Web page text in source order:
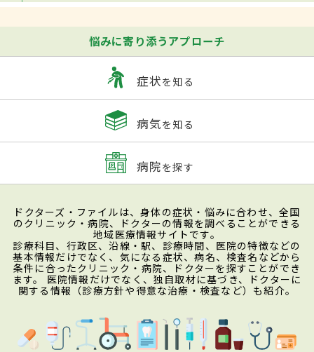
悩みに寄り添うアプローチ
症状を知る
病気を知る
病院を探す
ドクターズ・ファイルは、身体の症状・悩みに合わせ、全国
のクリニック・病院、ドクターの情報を調べることができる
地域医療情報サイトです。
診療科目、行政区、沿線・駅、診療時間、医院の特徴などの
基本情報だけでなく、気になる症状、病名、検査名などから
条件に合ったクリニック・病院、ドクターを探すことができ
ます。 医院情報だけでなく、独自取材に基づき、ドクターに
関する情報（診療方針や得意な治療・検査など）も紹介。